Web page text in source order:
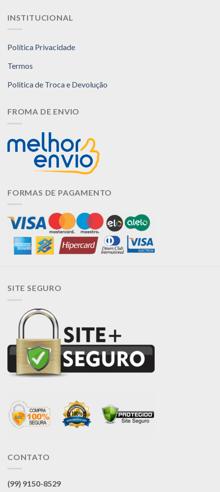
INSTITUCIONAL
Política Privacidade
Termos
Politica de Troca e Devolução
FROMA DE ENVIO
FORMAS DE PAGAMENTO
SITE SEGURO
CONTATO
(99) 9150-8529